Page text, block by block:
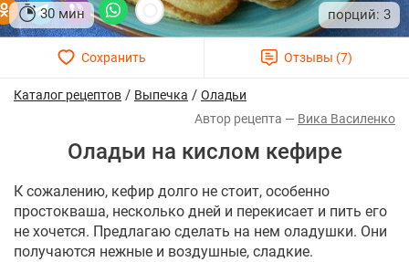
30 мин 3
Каталог рецептов / Выпечка / Оладьи
Вика Василенко
Оладьи на кислом кефире
К сожалению, кефир долго не стоит, особенно
простокваша, несколько дней и перекисает и пить его
не хочется. Предлагаю сделать на нем оладушки. Они
получаются нежные и воздушные, сладкие.